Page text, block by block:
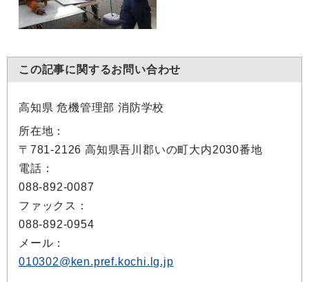
この記事に関するお問い合わせ
高知県 危機管理部 消防学校
所在地：
〒781-2126 高知県吾川郡いの町大内2030番地
電話：
088-892-0087
ファックス：
088-892-0954
メール：
010302@ken.pref.kochi.lg.jp